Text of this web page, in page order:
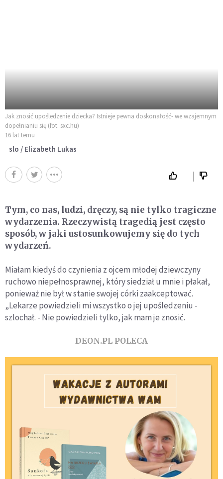
Jak znosić upośledzenie dziecka? Istnieje pewna doskonałość- we wzajemnym
dopełnianiu się (fot. sxc.hu)
16 lat temu
slo / Elizabeth Lukas
Tym, co nas, ludzi, dręczy, są nie tylko tragiczne
wydarzenia. Rzeczywistą tragedią jest często
sposób, w jaki ustosunkowujemy się do tych
wydarzeń.
Miałam kiedyś do czynienia z ojcem młodej dziewczyny
ruchowo niepełnosprawnej, który siedział u mnie i płakał,
ponieważ nie był w stanie swojej córki zaakceptować.
„Lekarze powiedzieli mi wszystko o jej upośledzeniu -
szlochał. - Nie powiedzieli tylko, jak mam je znosić.
DEON.PL POLECA